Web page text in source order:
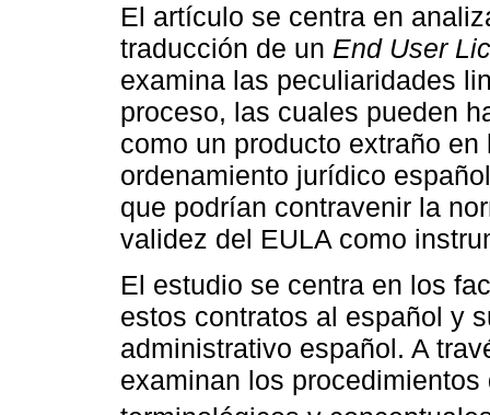
El artículo se centra en
traducción de un End User
examina las peculiaridades
proceso, las cuales pueden
como un producto extraño
ordenamiento jurídico
que podrían contravenir la
validez del EULA como
El estudio se centra en los
estos contratos al español y
administrativo español. A
examinan los